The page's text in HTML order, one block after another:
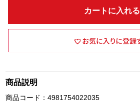
カートに入れる
商品説明
商品コード：4981754022035